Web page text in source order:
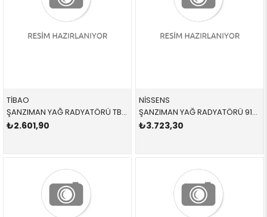
TİBAO
ŞANZIMAN YAĞ RADYATÖRÜ TB27C0038,402642 17217529499 17217529499 E81,E87,E88,E90,E91,E92,E93,E84 1.6,1.8,2.0,2.5,3.0 SOGUTMA 2005-2012
₺2.601,90
NİSSENS
ŞANZIMAN YAĞ RADYATÖRÜ 91353 17217551647 17217551647 E81,E87,E88,E82,E90,E91,E84,E93,E89 2.3İ,2.5İ,3.0İ,N52,N53 2004-2012
₺3.723,30